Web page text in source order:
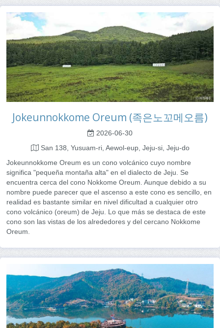
Jokeunnokkome Oreum (족은노꼬메오름)
2026-06-30
San 138, Yusuam-ri, Aewol-eup, Jeju-si, Jeju-do
Jokeunnokkome Oreum es un cono volcánico cuyo nombre
significa "pequeña montaña alta" en el dialecto de Jeju. Se
encuentra cerca del cono Nokkome Oreum. Aunque debido a su
nombre puede parecer que el ascenso a este cono es sencillo, en
realidad es bastante similar en nivel dificultad a cualquier otro
cono volcánico (oreum) de Jeju. Lo que más se destaca de este
cono son las vistas de los alrededores y del cercano Nokkome
Oreum.